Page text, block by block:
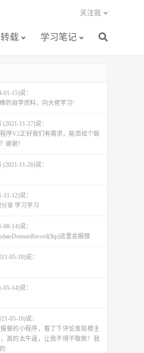
载 学习笔记
关注我
01-15)说：
的自学资料，向大佬学习!
(2021-11-27)说：
序V2正好我们有需求，能否给个联
谢谢！
(2021-11-26)说：
11-12)说：
享 学习学习
08-14)说：
这里会报错
05-18)说：
05-14)说：
05-10)说：
餐的小程序，看了下评论发现楼主
真的太牛逼，让我不得不敬佩！我